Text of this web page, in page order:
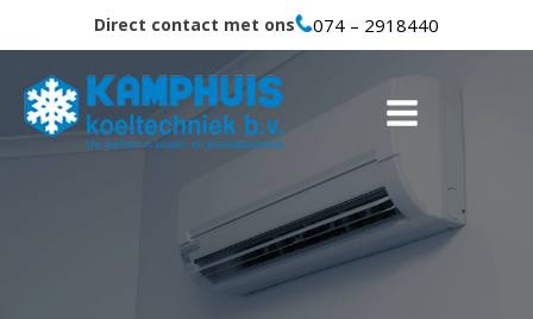
074 – 2918440
Direct contact met ons